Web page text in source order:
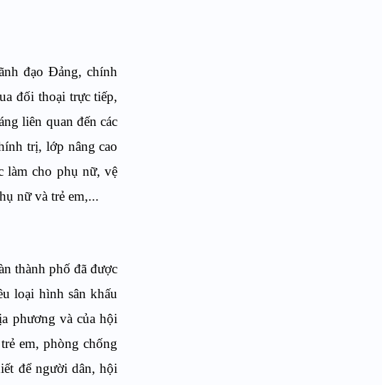
đạo Đảng, chính
đối thoại trực tiếp,
liên quan đến các
trị, lớp nâng cao
làm cho phụ nữ, vệ
nữ và trẻ em,...
thành phố đã được
loại hình sân khấu
phương và của hội
em, phòng chống
để người dân, hội